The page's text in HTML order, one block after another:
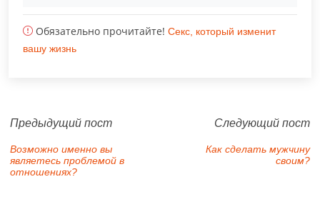
Обязательно прочитайте! Секс, который изменит
вашу жизнь
Предыдущий пост
Возможно именно вы
являетесь проблемой в
отношениях?
Следующий пост
Как сделать мужчину
своим?